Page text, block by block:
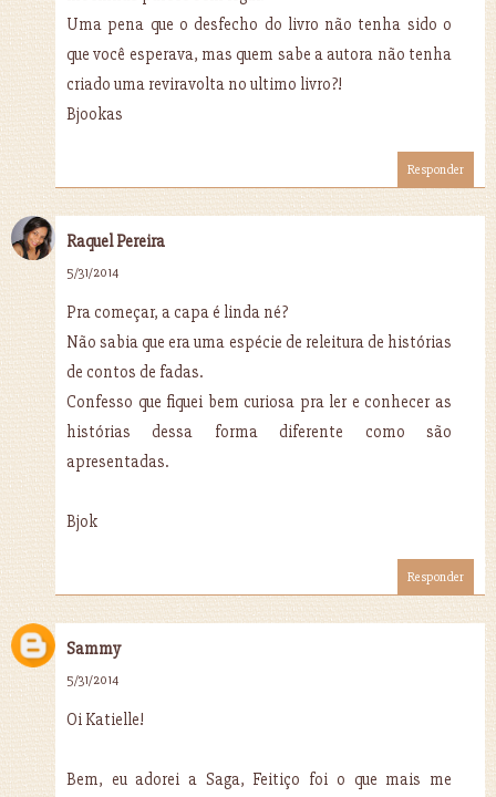
Uma pena que o desfecho do livro não tenha sido o
que você esperava, mas quem sabe a autora não tenha
criado uma reviravolta no ultimo livro?!
Bjookas
Responder
Raquel Pereira
5/31/2014
Pra começar, a capa é linda né?
Não sabia que era uma espécie de releitura de histórias
de contos de fadas.
Confesso que fiquei bem curiosa pra ler e conhecer as
histórias dessa forma diferente como são
apresentadas.
Bjok
Responder
Sammy
5/31/2014
Oi Katielle!
Bem, eu adorei a Saga, Feitiço foi o que mais me